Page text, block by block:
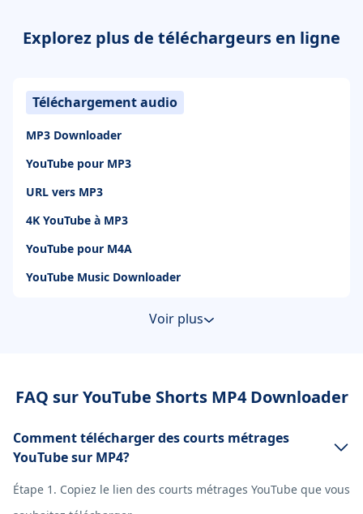
Explorez plus de téléchargeurs en ligne
Téléchargement audio
MP3 Downloader
YouTube pour MP3
URL vers MP3
4K YouTube à MP3
YouTube pour M4A
YouTube Music Downloader
Voir plus
FAQ sur YouTube Shorts MP4 Downloader
Comment télécharger des courts métrages
YouTube sur MP4?
Étape 1. Copiez le lien des courts métrages YouTube que vous